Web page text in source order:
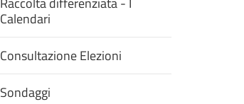
Calendari
Consultazione Elezioni
Sondaggi